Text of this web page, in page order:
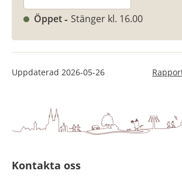
Öppet Stänger kl. 16.00
Uppdaterad 2026-05-26
Kontakta oss